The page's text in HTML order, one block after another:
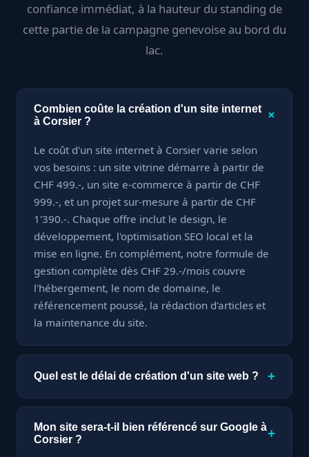
confiance immédiat, à la hauteur du standing de
cette partie de la campagne genevoise au bord du
lac.
Combien coûte la création d'un site internet
à Corsier ?
+
Le coût d'un site internet à Corsier varie selon
vos besoins : un site vitrine démarre à partir de
CHF 499.-, un site e-commerce à partir de CHF
999.-, et un projet sur-mesure à partir de CHF
1'390.-. Chaque offre inclut le design, le
développement, l'optimisation SEO local et la
mise en ligne. En complément, notre formule de
gestion complète dès CHF 29.-/mois couvre
l'hébergement, le nom de domaine, le
référencement poussé, la rédaction d'articles et
la maintenance du site.
Quel est le délai de création d'un site web ? +
Un site vitrine est livré en seulement 7 jours. Un
site e-commerce ou sur-mesure nécessite à
partir de 15 jours, selon la complexité des
Mon site sera-t-il bien référencé sur Google à
Corsier ?
+